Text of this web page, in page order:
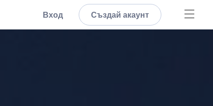
Вход Създай акаунт